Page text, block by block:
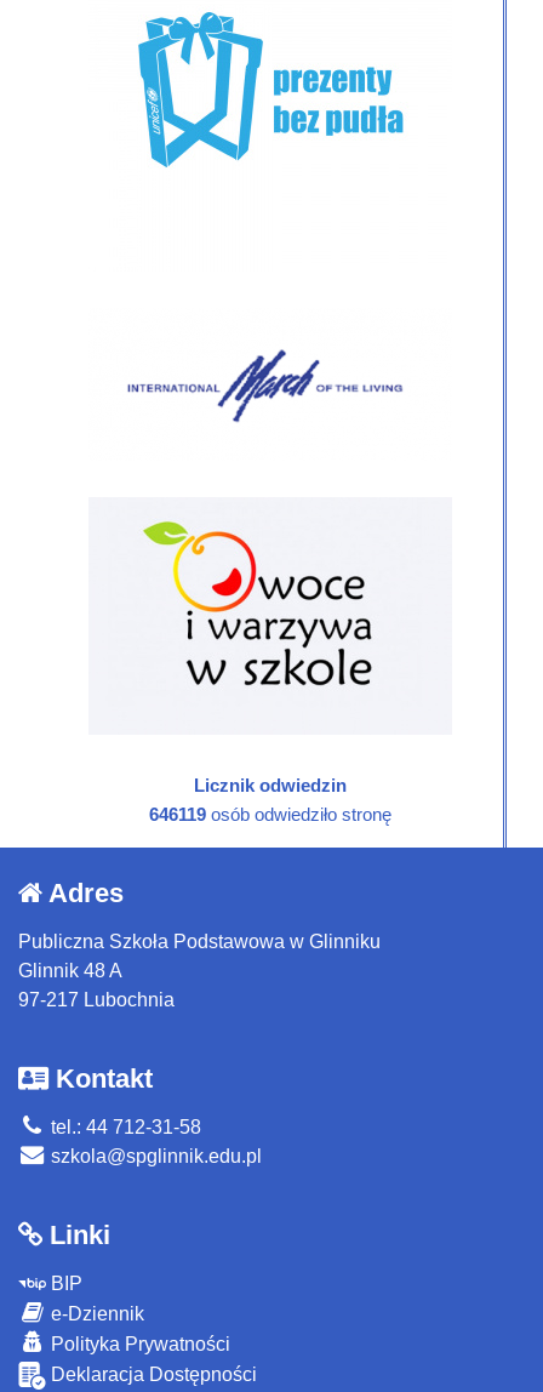
Licznik odwiedzin
646119osób odwiedziło stronę
Adres
Publiczna Szkoła Podstawowa w Glinniku
Glinnik 48 A
97-217 Lubochnia
Kontakt
tel.: 44 712-31-58
szkola@spglinnik.edu.pl
Linki
BIP
e-Dziennik
Polityka Prywatności
Deklaracja Dostępności